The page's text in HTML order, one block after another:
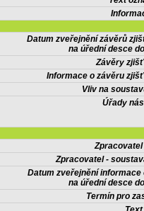
Datum zveřejnění závěrů
na úřední desce
Závěry
Informace o závěru
Vliv na
Úřady
Zpracovatel -
Datum zveřejnění informace
na úřední desce
Termín pro